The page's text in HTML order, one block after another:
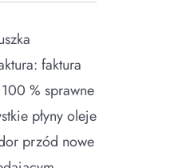
faktura
% sprawne
płyny oleje
przód nowe